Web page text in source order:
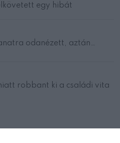
egy hibát
odanézett, aztán…
robbant ki a családi vita